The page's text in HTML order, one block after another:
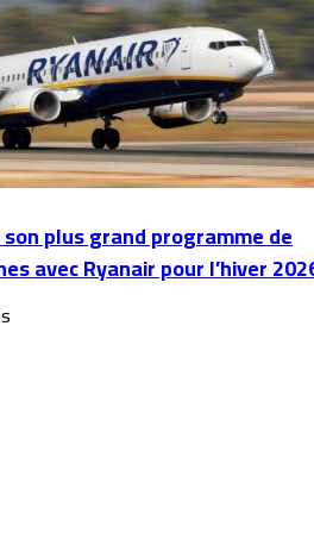
plus grand programme de
avec Ryanair pour l’hiver